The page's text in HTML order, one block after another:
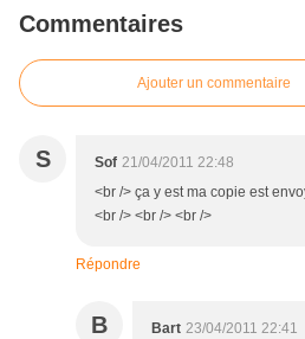
Commentaires
Ajouter un commentaire
S Sof 21/04/2011 22:48
<br /> ça y est ma copie est
<br /> <br /> <br />
Répondre
B Bart 23/04/2011 22:41